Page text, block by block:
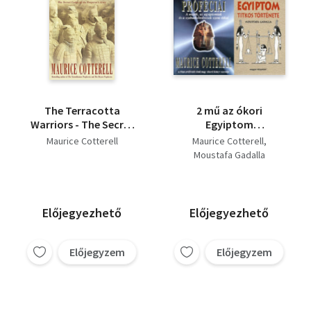
Neale Donald Walsch
The Terracotta
Warriors - The Secret
Codes of the
Maurice Cotterell
Előjegyezhető
Előjegyzem
2 mű az ókori
Egyiptom
történetéről:
Tutanhamon próféciái
szent titkai + Az ​ókori
Egyiptom titkos
Maurice Cotterell
Moustafa Gadalla
Előjegyezhető
Előjegyzem